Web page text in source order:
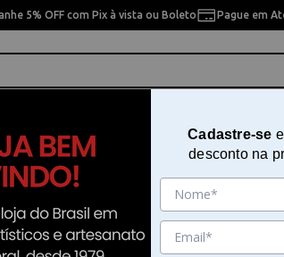
5% OFF com Pix à vista ou Boleto Pague em
Pintura
Tinta Nanquim Nan-King 250 ml
Bourgeois - 059075
Cadastre-se
desconto na